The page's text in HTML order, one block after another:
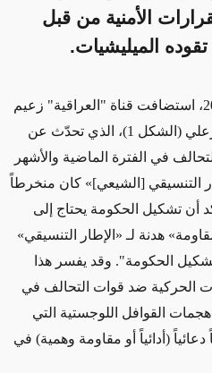
الأمنية من قبل
الميليشيات.
(الشكل 1)
، الذي تحدّث عن
في الفترة الماضية والأشهر
التنسيقي [الشيعي]» كان منخرطاً
أن تشكيل الحكومة يحتاج إلى
» هدنة لـ «الإطار التنسيقي»
الحكومة". وقد يفسر هذا
الحركية ضد قوات التحالف في
هجمات القوافل اللوجستية التي
(أدائياً أو مقاومة وهمية) في